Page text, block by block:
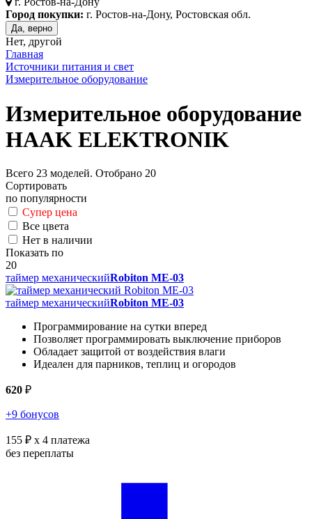
Город покупки: г. Ростов-на-Дону, Ростовская обл.
Да, верно
Нет, другой
Главная
Источники питания и свет
Измерительное оборудование
Измерительное оборудование
HAAK ELEKTRONIK
Всего 23 моделей. Отобрано 20
Сортировать
по популярности
Супер цена
Все цвета
Нет в наличии
Показать по
20
таймер механическийRobiton ME-03
таймер механическийRobiton ME-03
Программирование на сутки вперед
Позволяет программировать выключение приборов
Обладает защитой от воздействия влаги
Идеален для парников, теплиц и огородов
620 ₽
+9 бонусов
155 ₽ x 4 платежа
без переплаты